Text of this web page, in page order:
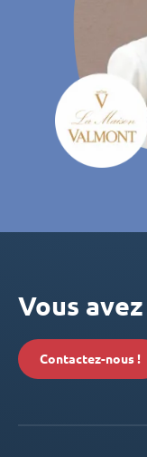
Vous
Contactez-nous !